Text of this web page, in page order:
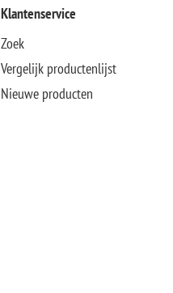
Klantenservice
Zoek
Vergelijk productenlijst
Nieuwe producten